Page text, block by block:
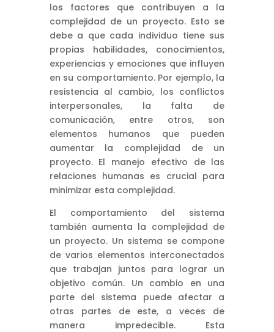
los factores que contribuyen a la
complejidad de un proyecto. Esto se
debe a que cada individuo tiene sus
propias habilidades, conocimientos,
experiencias y emociones que influyen
en su comportamiento. Por ejemplo, la
resistencia al cambio, los conflictos
interpersonales, la falta de
comunicación, entre otros, son
elementos humanos que pueden
aumentar la complejidad de un
proyecto. El manejo efectivo de las
relaciones humanas es crucial para
minimizar esta complejidad.
El comportamiento del sistema
también aumenta la complejidad de
un proyecto. Un sistema se compone
de varios elementos interconectados
que trabajan juntos para lograr un
objetivo común. Un cambio en una
parte del sistema puede afectar a
otras partes de este, a veces de
manera impredecible. Esta